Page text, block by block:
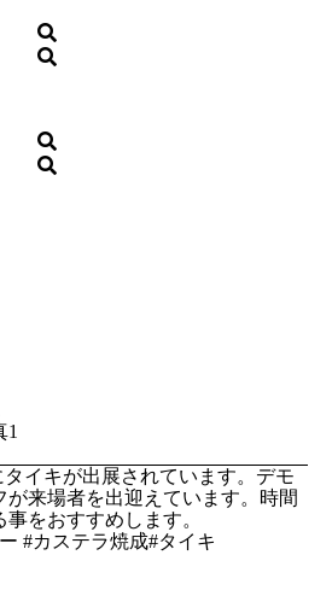
タイキが出展されています。デモ
が来場者を出迎えています。時間
をおすすめします。
#カステラ焼成#タイキ